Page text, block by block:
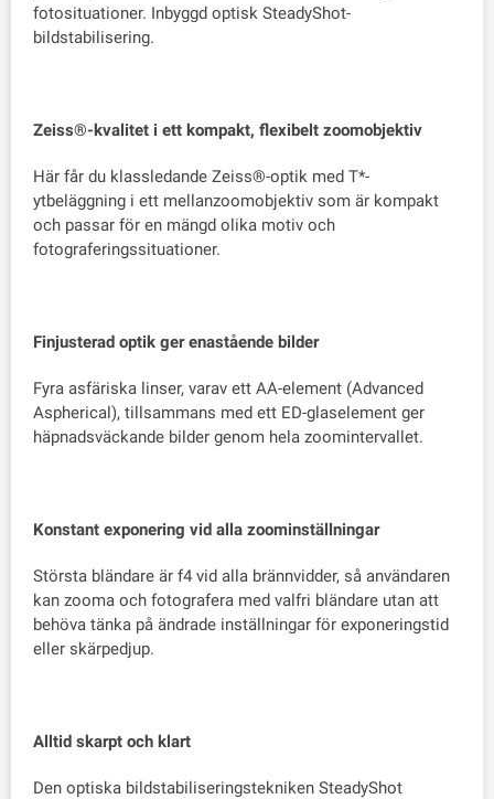
fotosituationer. Inbyggd optisk SteadyShot-
bildstabilisering.
Zeiss®-kvalitet i ett kompakt, flexibelt zoomobjektiv
Här får du klassledande Zeiss®-optik med T*-
ytbeläggning i ett mellanzoomobjektiv som är kompakt
och passar för en mängd olika motiv och
fotograferingssituationer.
Finjusterad optik ger enastående bilder
Fyra asfäriska linser, varav ett AA-element (Advanced
Aspherical), tillsammans med ett ED-glaselement ger
häpnadsväckande bilder genom hela zoomintervallet.
Konstant exponering vid alla zoominställningar
Största bländare är f4 vid alla brännvidder, så användaren
kan zooma och fotografera med valfri bländare utan att
behöva tänka på ändrade inställningar för exponeringstid
eller skärpedjup.
Alltid skarpt och klart
Den optiska bildstabiliseringstekniken SteadyShot